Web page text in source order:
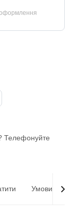
оформлення
Телефонуйте
Умови